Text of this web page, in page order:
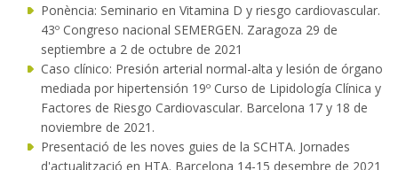
Ponència: Seminario en Vitamina D y riesgo cardiovascular.
43º Congreso nacional SEMERGEN. Zaragoza 29 de
septiembre a 2 de octubre de 2021
Caso clínico: Presión arterial normal-alta y lesión de órgano
mediada por hipertensión 19º Curso de Lipidología Clínica y
Factores de Riesgo Cardiovascular. Barcelona 17 y 18 de
noviembre de 2021.
Presentació de les noves guies de la SCHTA. Jornades
d'actualització en HTA. Barcelona 14-15 desembre de 2021